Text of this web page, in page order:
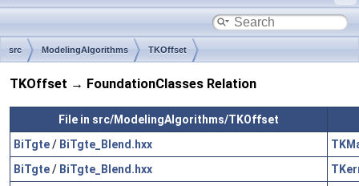
src ModelingAlgorithms TKOffset
TKOffset → FoundationClasses Relation
File in src/ModelingAlgorithms/TKOffset
BiTgte/ BiTgte_Blend.hxx
BiTgte/ BiTgte_Blend.hxx